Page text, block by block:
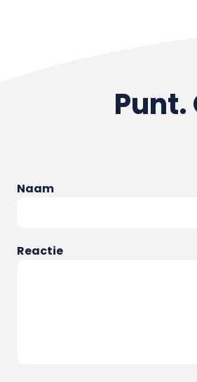
Punt.
Naam
Reactie